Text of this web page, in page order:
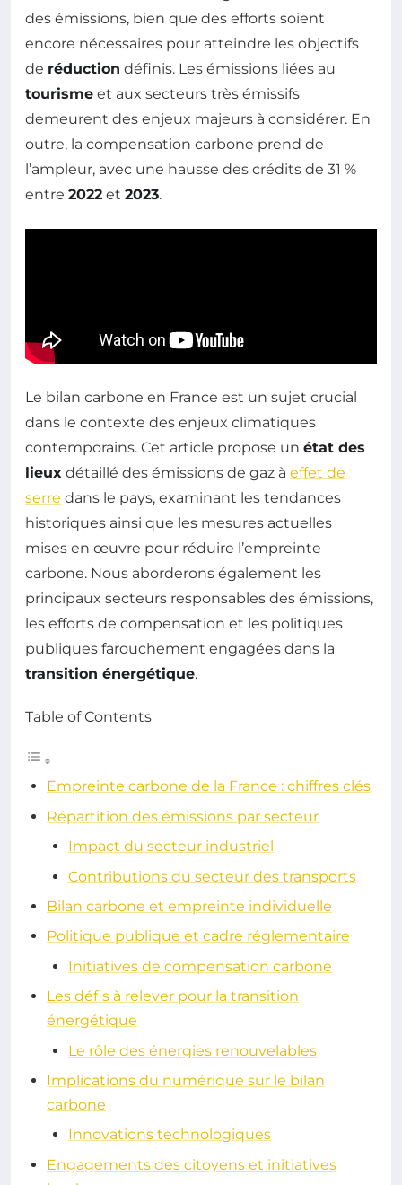
des émissions, bien que des efforts soient
encore nécessaires pour atteindre les objectifs
de réduction définis. Les émissions liées au
tourisme et aux secteurs très émissifs
demeurent des enjeux majeurs à considérer. En
outre, la compensation carbone prend de
l’ampleur, avec une hausse des crédits de 31 %
entre 2022 et 2023.
Le bilan carbone en France est un sujet crucial
dans le contexte des enjeux climatiques
contemporains. Cet article propose un état des
lieux détaillé des émissions de gaz à effet de
serre dans le pays, examinant les tendances
historiques ainsi que les mesures actuelles
mises en œuvre pour réduire l’empreinte
carbone. Nous aborderons également les
principaux secteurs responsables des émissions,
les efforts de compensation et les politiques
publiques farouchement engagées dans la
transition énergétique.
Table of Contents
Empreinte carbone de la France : chiffres clés
Répartition des émissions par secteur
Impact du secteur industriel
Contributions du secteur des transports
Bilan carbone et empreinte individuelle
Politique publique et cadre réglementaire
Initiatives de compensation carbone
Les défis à relever pour la transition
énergétique
Le rôle des énergies renouvelables
Implications du numérique sur le bilan
carbone
Innovations technologiques
Engagements des citoyens et initiatives